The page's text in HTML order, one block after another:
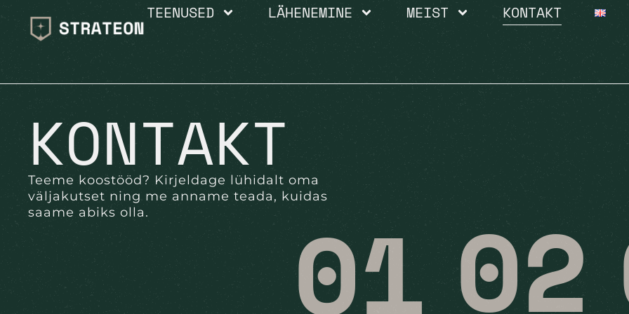
TEENUSED LÄHENEMINE MEIST KONTAKT
KONTAKT
Teeme koostööd? Kirjeldage lühidalt oma
väljakutset ning me anname teada, kuidas
saame abiks olla.
01 02